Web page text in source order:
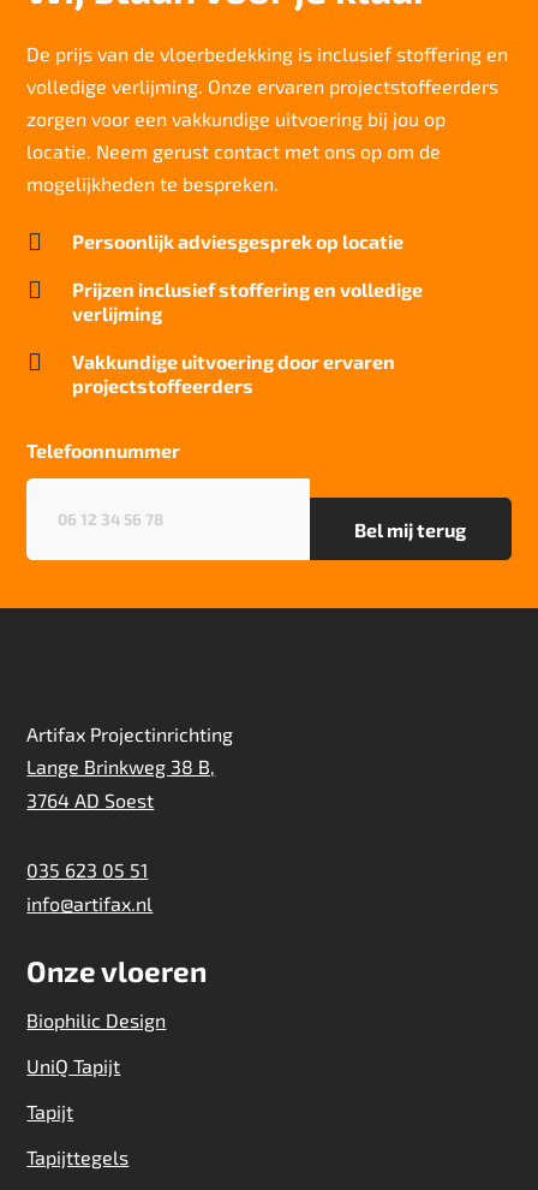
7/8
Slijtvastheid NF EN 1307
klasse 33 LC 1+ Rolstoel A
Thermische weerstand
0,17 m²C° / W
22 dB
Brandwerend
Bfl-S1
Kwaliteitslabel GUT
DD4AE7CA
sterk
Project gebruik
sterk
De prijs van de vloerbedekking is inclusief stoffering en
volledige verlijming. Onze ervaren projectstoffeerders
zorgen voor een vakkundige uitvoering bij jou op
locatie. Neem gerust contact met ons op om de
mogelijkheden te bespreken.
 Persoonlijk adviesgesprek op locatie

Prijzen inclusief stoffering en volledige
verlijming

Vakkundige uitvoering door ervaren
projectstoffeerders
Telefoonnummer
Artifax Projectinrichting
Lange Brinkweg 38 B,
3764 AD Soest
035 623 05 51
info@artifax.nl
Onze vloeren
Biophilic Design
UniQ Tapijt
Tapijt
Tapijttegels